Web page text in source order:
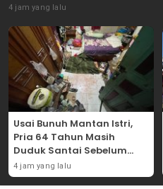
4 jam yang lalu
Usai Bunuh Mantan Istri,
Pria 64 Tahun Masih
Duduk Santai Sebelum
Diamankan Warga
4 jam yang lalu